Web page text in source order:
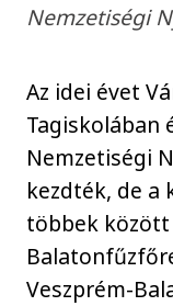
Nemzetiségi
Az idei évet
Tagiskolában
Nemzetiségi
kezdték, de a
többek között
Veszprém-